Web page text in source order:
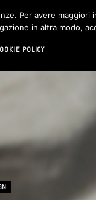
TECH CHI
Per avere maggiori
in altra modo,
POLICY